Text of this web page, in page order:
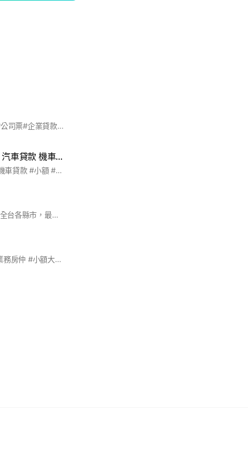
#房屋二.三胎#小額借款#公司票#企業貸款#企業週轉#負責人票貼#票貼換現#小額借款#信用貸款#代書#代辦#銀行貸不過的來#警示戶#超額貸款#緊急找錢#找錢#錢#當面撥款#月息#金融#緊急週轉#週轉#全月息#禁高利貸#禁重利#代書代辦皆可#詢問了解不用錢#詢問板#找業務板#找錢皆來了解#趴件討論群#金流討論群#幫助各位週轉#合法立業#政府登記#
24小時證件貸款 信貸 汽車貸款 機車貸款 小額 商品貸 手機貸 融資 代辦 月繳 分期 信用小白
承辦 #信貸 #汽車貸款 #機車貸款 #小額 #商品貸 #手機貸 #房屋二胎 #土地二胎 #個人票貼 #企業貸款 #企業票貼 #債務整合 #融資 #代辦 #月繳 #分期 #信用小白 #警示戶 #不連徵 #簡單貸款
專業借錢廣告平台，提供全台各縣市，最新借錢管道、借錢情報、借錢商家資訊！台灣借錢網,救急網,借款網,借貸網,現金網. 借錢客源在這裡. 台灣借錢網-借錢好幫手. #貸款 #借錢 #借款 #借貸
#借款人當鋪金主 #通路業務房仲 #小額大額票貼